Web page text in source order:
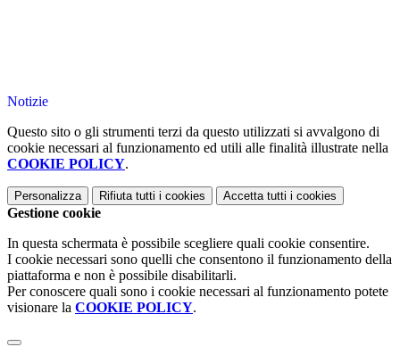
Notizie
Questo sito o gli strumenti terzi da questo utilizzati si avvalgono di
cookie necessari al funzionamento ed utili alle finalità illustrate nella
COOKIE POLICY.
Personalizza Rifiuta tutti i cookies Accetta tutti i cookies
Gestione cookie
In questa schermata è possibile scegliere quali cookie consentire.
I cookie necessari sono quelli che consentono il funzionamento della
piattaforma e non è possibile disabilitarli.
Per conoscere quali sono i cookie necessari al funzionamento potete
visionare la COOKIE POLICY.